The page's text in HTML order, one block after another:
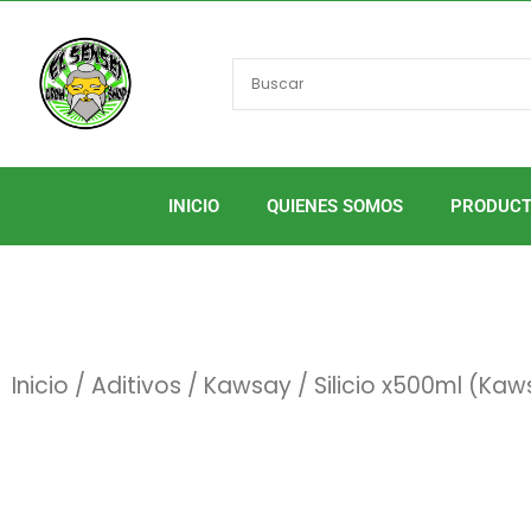
contenido
INICIO QUIENES SOMOS
Inicio / Aditivos / Kawsay / Silicio x500ml